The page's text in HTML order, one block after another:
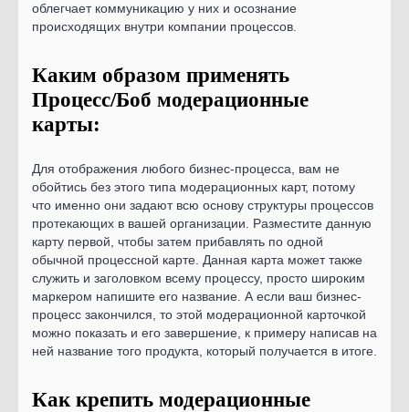
облегчает коммуникацию у них и осознание
происходящих внутри компании процессов.
Каким образом применять
Процесс/Боб модерационные
карты:
Для отображения любого бизнес-процесса, вам не
обойтись без этого типа модерационных карт, потому
что именно они задают всю основу структуры процессов
протекающих в вашей организации. Разместите данную
карту первой, чтобы затем прибавлять по одной
обычной процессной карте. Данная карта может также
служить и заголовком всему процессу, просто широким
маркером напишите его название. А если ваш бизнес-
процесс закончился, то этой модерационной карточкой
можно показать и его завершение, к примеру написав на
ней название того продукта, который получается в итоге.
Как крепить модерационные